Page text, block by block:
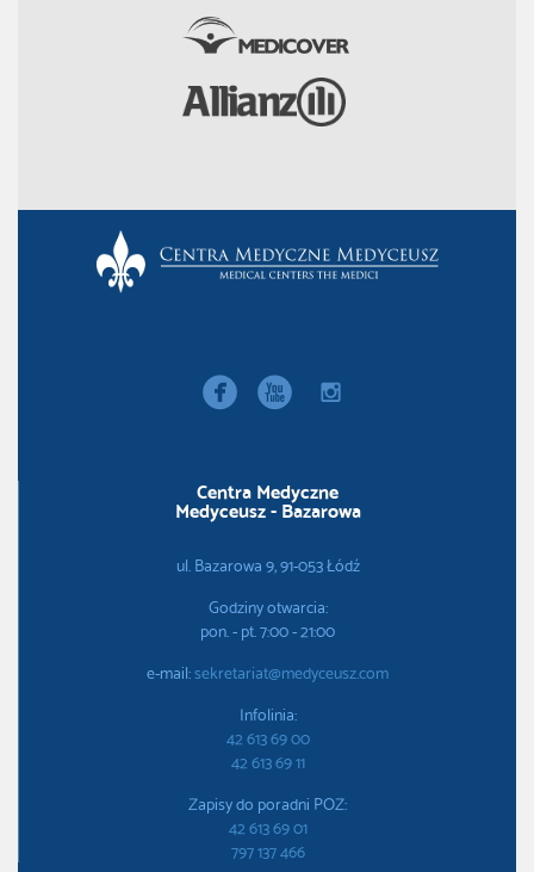
  instagram
Centra Medyczne
Medyceusz - Bazarowa
ul. Bazarowa 9, 91-053 Łódź
Godziny otwarcia:
pon. - pt. 7:00 - 21:00
e-mail:sekretariat@medyceusz.com
Infolinia:
42 613 69 00
42 613 69 11
Zapisy do poradni POZ:
42 613 69 01
797 137 466